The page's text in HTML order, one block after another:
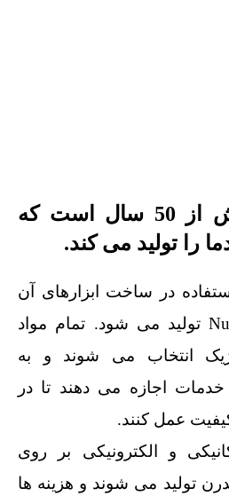
Nuova Fima بیش از 50 سال است که
را تولید می کند.
در ساخت ابزارهای آن
در کارخانه Nuova Fima تولید می شود. تمام مواد
انتخاب می شوند و به
خدمات اجازه می دهند تا در
عمل کنند.
و الکترونیکی بر روی
تولید می شوند و هزینه ها